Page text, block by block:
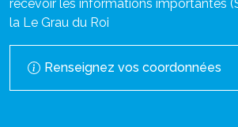
recevoir les informations importantes
la Le Grau du Roi
Renseignez vos coordonnées